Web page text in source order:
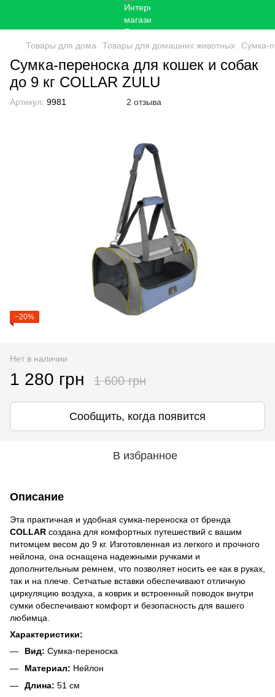
Товары для дома Товары для домашних животных Сумка-
Сумка-переноска для кошек и собак
до 9 кг COLLAR ZULU
Артикул: 9981 2 отзыва
−20%
Нет в наличии
1 280 грн 1 600 грн
Сообщить, когда появится
В избранное
Описание
Эта практичная и удобная сумка-переноска от бренда
COLLAR создана для комфортных путешествий с вашим
питомцем весом до 9 кг. Изготовленная из легкого и прочного
нейлона, она оснащена надежными ручками и
дополнительным ремнем, что позволяет носить ее как в руках,
так и на плече. Сетчатые вставки обеспечивают отличную
циркуляцию воздуха, а коврик и встроенный поводок внутри
сумки обеспечивают комфорт и безопасность для вашего
любимца.
Характеристики:
Вид: Сумка-переноска
Материал: Нейлон
Длина: 51 см